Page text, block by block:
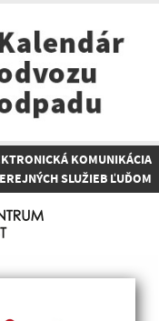
KOMUNIKÁCIA
SLUŽIEB ĽUĎOM